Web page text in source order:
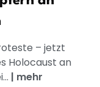
– jetzt
Holocaust an
| mehr